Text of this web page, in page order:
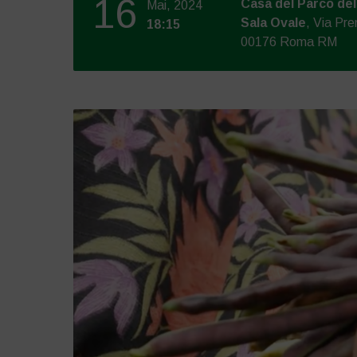
16
Mai, 2024
18:15
Casa del Parco
Sala Ovale, Via
00176 Roma RM